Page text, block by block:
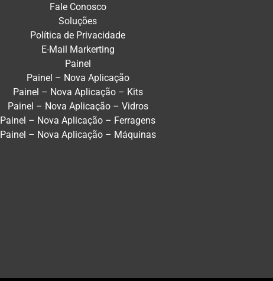
Fale Conosco
Soluções
Política de Privacidade
E-Mail Markerting
Painel
Painel – Nova Aplicação
Painel – Nova Aplicação – Kits
Painel – Nova Aplicação – Vidros
Painel – Nova Aplicação – Ferragens
Painel – Nova Aplicação – Máquinas